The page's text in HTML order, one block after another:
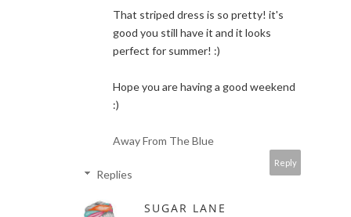
That striped dress is so pretty! it's
good you still have it and it looks
perfect for summer! :)
Hope you are having a good weekend
:)
Away From The Blue
Reply
Replies
SUGAR LANE